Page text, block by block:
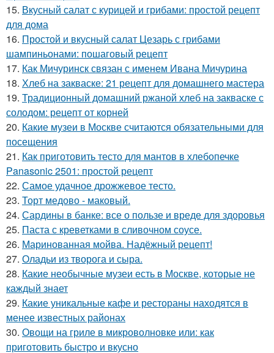
15. Вкусный салат с курицей и грибами: простой рецепт
для дома
16. Простой и вкусный салат Цезарь с грибами
шампиньонами: пошаговый рецепт
17. Как Мичуринск связан с именем Ивана Мичурина
18. Хлеб на закваске: 21 рецепт для домашнего мастера
19. Традиционный домашний ржаной хлеб на закваске с
солодом: рецепт от корней
20. Какие музеи в Москве считаются обязательными для
посещения
21. Как приготовить тесто для мантов в хлебопечке
Panasonic 2501: простой рецепт
22. Самое удачное дрожжевое тесто.
23. Торт медово - маковый.
24. Сардины в банке: все о пользе и вреде для здоровья
25. Паста с креветками в сливочном соусе.
26. Маринованная мойва. Надёжный рецепт!
27. Оладьи из творога и сыра.
28. Какие необычные музеи есть в Москве, которые не
каждый знает
29. Какие уникальные кафе и рестораны находятся в
менее известных районах
30. Овощи на гриле в микроволновке или: как
приготовить быстро и вкусно